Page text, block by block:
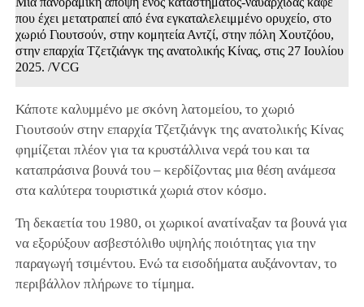
που έχει μετατραπεί από ένα εγκαταλελειμμένο ορυχείο, στο
χωριό Γιουτσούν, στην κομητεία Αντζί, στην πόλη Χουτζόου,
στην επαρχία Τζετζιάνγκ της ανατολικής Κίνας, στις 27 Ιουλίου
2025. /VCG
Κάποτε καλυμμένο με σκόνη λατομείου, το χωριό
Γιουτσούν στην επαρχία Τζετζιάνγκ της ανατολικής Κίνας
φημίζεται πλέον για τα κρυστάλλινα νερά του και τα
καταπράσινα βουνά του – κερδίζοντας μια θέση ανάμεσα
στα καλύτερα τουριστικά χωριά στον κόσμο.
Τη δεκαετία του 1980, οι χωρικοί ανατίναξαν τα βουνά για
να εξορύξουν ασβεστόλιθο υψηλής ποιότητας για την
παραγωγή τσιμέντου. Ενώ τα εισοδήματα αυξάνονταν, το
περιβάλλον πλήρωνε το τίμημα.